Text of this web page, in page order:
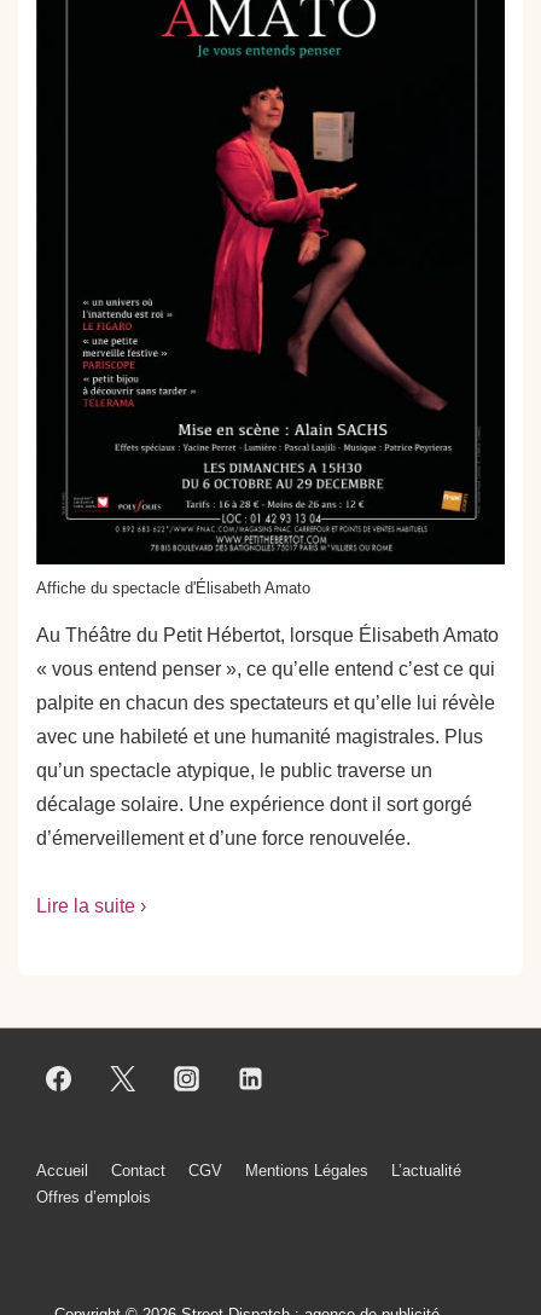
Affiche du spectacle d'Élisabeth Amato
Au Théâtre du Petit Hébertot, lorsque Élisabeth Amato
« vous entend penser », ce qu’elle entend c’est ce qui
palpite en chacun des spectateurs et qu’elle lui révèle
avec une habileté et une humanité magistrales. Plus
qu’un spectacle atypique, le public traverse un
décalage solaire. Une expérience dont il sort gorgé
d’émerveillement et d’une force renouvelée.
Lire la suite ›
Menu
Accueil Contact CGV Mentions Légales
L’actualité
Offres d’emplois